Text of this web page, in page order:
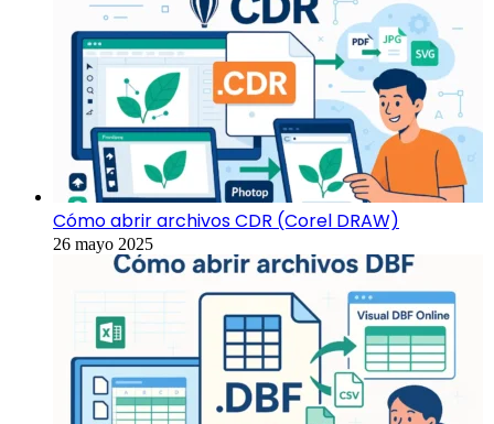
Cómo abrir archivos CDR (Corel DRAW)
26 mayo 2025